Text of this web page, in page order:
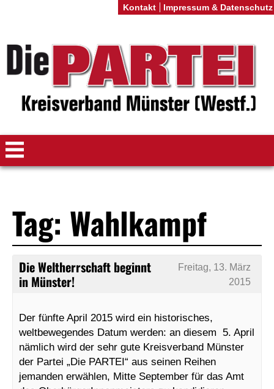
Tag: Wahlkampf
Die Weltherrschaft beginnt
in Münster!
Freitag, 13. März
2015
Der fünfte April 2015 wird ein historisches,
weltbewegendes Datum werden: an diesem 5. April
nämlich wird der sehr gute Kreisverband Münster
der Partei „Die PARTEI“ aus seinen Reihen
jemanden erwählen, Mitte September für das Amt
Kontakt Impressum & Datenschutz